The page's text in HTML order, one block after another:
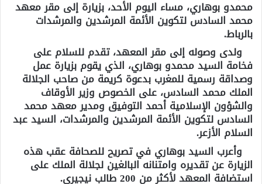
محمدو بوهاري، مساء اليوم الأحد، بزيارة إلى مقر معهد
محمد السادس لتكوين الأئمة المرشدين والمرشدات
بالرباط.
ولدى وصوله إلى مقر المعهد، تقدم للسلام على
فخامة السيد محمدو بوهاري، الذي يقوم بزيارة عمل
وصداقة رسمية للمغرب بدعوة كريمة من صاحب الجلالة
الملك محمد السادس، على الخصوص وزير الأوقاف
والشؤون الإسلامية أحمد التوفيق ومدير معهد محمد
السادس لتكوين الأئمة المرشدين والمرشدات، السيد عبد
السلام الأزعر.
وأعرب السيد بوهاري في تصريح للصحافة عقب هذه
الزيارة عن تقديره وامتنانه البالغين لجلالة الملك على
استضافة المعهد لأكثر من 200 طالب نيجيري.